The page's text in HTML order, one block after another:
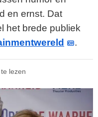
en ernst. Dat
het brede publiek
.
lezen